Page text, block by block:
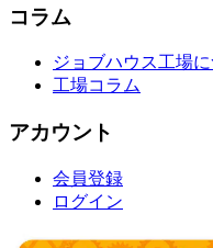
コラム
ジョブハウス工場
工場コラム
アカウント
会員登録
ログイン